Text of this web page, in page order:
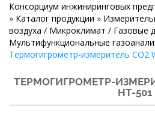
Консорциум инжиниринговых
» Каталог продукции »
воздуха / Микроклимат / Газовые
Мультифункциональные
Термогигрометр-измеритель CO2
ТЕРМОГИГРОМЕТР-
HT-501